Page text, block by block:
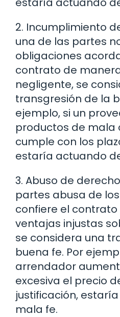
2. Incumplimiento
una de las partes
obligaciones
contrato de
negligente, se
transgresión de la
ejemplo, si un
productos de mala
cumple con los
estaría actuando
3. Abuso de
partes abusa de
confiere el
ventajas injustas
se considera una
buena fe. Por
arrendador
excesiva el precio
justificación,
mala fe.